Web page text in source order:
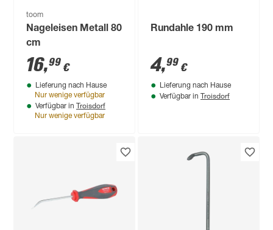
toom
Nageleisen Metall 80
cm
16,99 €
Lieferung nach Hause
Nur wenige verfügbar
Verfügbar in Troisdorf
Nur wenige verfügbar
Rundahle 190 mm
4,99 €
Lieferung nach Hause
Verfügbar in Troisdorf